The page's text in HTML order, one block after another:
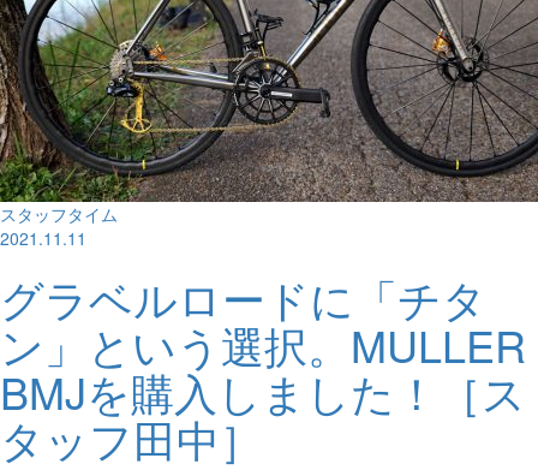
スタッフタイム
2021.11.11
グラベルロードに「チタ
ン」という選択。MULLER
BMJを購入しました！［ス
タッフ田中］